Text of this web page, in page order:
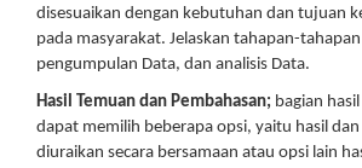
disesuaikan dengan kebutuhan dan tujuan
pada masyarakat. Jelaskan tahapan-
pengumpulan Data, dan analisis Data.
Hasil Temuan dan Pembahasan; bagian
dapat memilih beberapa opsi, yaitu hasil
diuraikan secara bersamaan atau opsi lain